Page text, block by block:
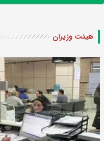
هیئت وزیران